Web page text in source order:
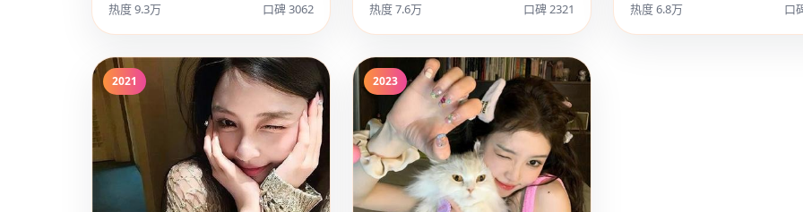
热度 9.3万 口碑 3062 热度 7.6万 口碑 2321 热度 6.8万 口
2021 2023